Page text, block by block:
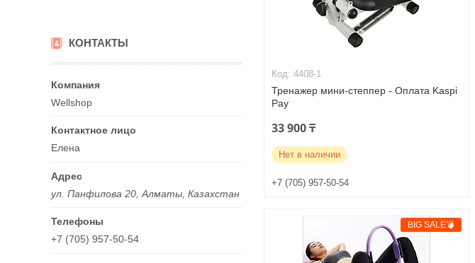
КОНТАКТЫ
Wellshop
Елена
ул. Панфилова 20, Алматы, Казахстан
+7 (705) 957-50-54
4408-1
Тренажер мини-степпер - Оплата Kaspi
Pay
33 900 ₸
Нет в наличии
+7 (705) 957-50-54
BIG SALE💣